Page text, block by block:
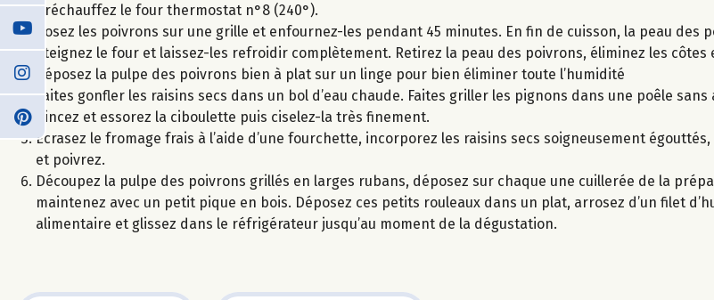
Préchauffez le four thermostat n°8 (240°).
Posez les poivrons sur une grille et enfournez-les pendant 45 minutes. En fin de cuisson, la peau des
éteignez le four et laissez-les refroidir complètement. Retirez la peau des poivrons, éliminez les côtes
déposez la pulpe des poivrons bien à plat sur un linge pour bien éliminer toute l’humidité
Faites gonfler les raisins secs dans un bol d’eau chaude. Faites griller les pignons dans une poêle
Rincez et essorez la ciboulette puis ciselez-la très finement.
Ecrasez le fromage frais à l’aide d’une fourchette, incorporez les raisins secs soigneusement
et poivrez.
Découpez la pulpe des poivrons grillés en larges rubans, déposez sur chaque une cuillerée de la
maintenez avec un petit pique en bois. Déposez ces petits rouleaux dans un plat, arrosez d’un filet
alimentaire et glissez dans le réfrigérateur jusqu’au moment de la dégustation.